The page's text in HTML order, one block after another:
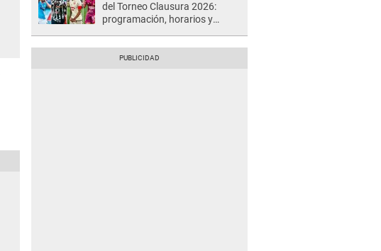
del Torneo Clausura 2026:
programación, horarios y